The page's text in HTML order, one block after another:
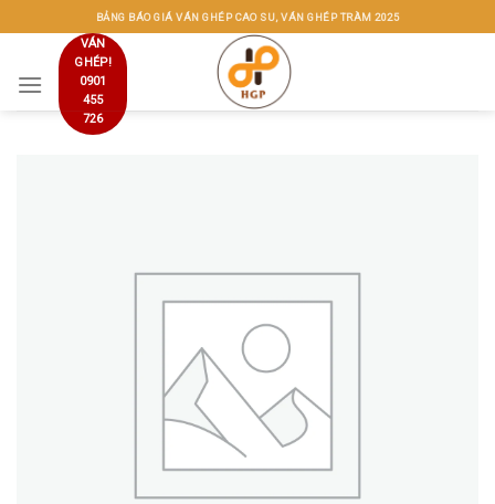
to
BẢNG BÁO GIÁ VÁN GHÉP CAO SU, VÁN GHÉP TRÀM 2025
VÁN
GHÉP!
0901
455
726